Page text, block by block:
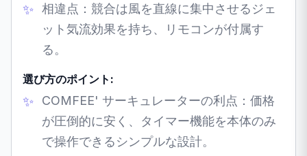
相違点：競合は風を直線に集中させるジェ
ット気流効果を持ち、リモコンが付属す
る。
選び方のポイント:
COMFEE' サーキュレーターの利点：価格
が圧倒的に安く、タイマー機能を本体のみ
で操作できるシンプルな設計。